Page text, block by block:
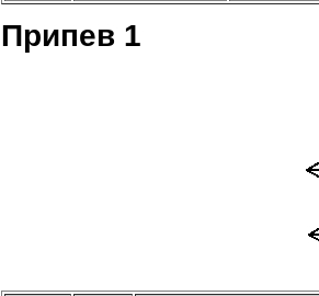
Припев 1